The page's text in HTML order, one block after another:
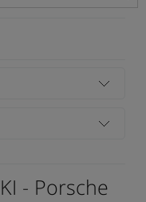
- Porsche